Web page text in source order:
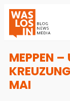
MEPPEN
MAI